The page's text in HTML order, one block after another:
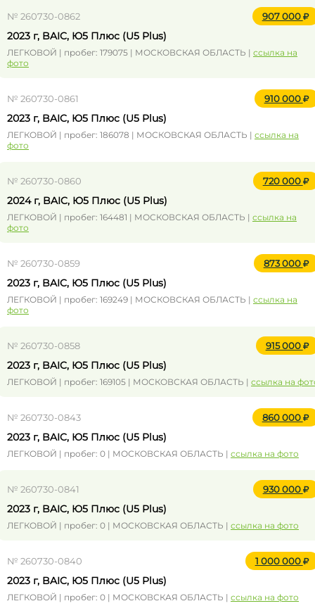
№ 260730-0862 907 000
2023 г, BAIC, Ю5 Плюс (U5 Plus)
ЛЕГКОВОЙ | пробег: 179075 | МОСКОВСКАЯ ОБЛАСТЬ | ссылка на
фото
№ 260730-0861 910 000
2023 г, BAIC, Ю5 Плюс (U5 Plus)
ЛЕГКОВОЙ | пробег: 186078 | МОСКОВСКАЯ ОБЛАСТЬ | ссылка на
фото
№ 260730-0860 720 000
2024 г, BAIC, Ю5 Плюс (U5 Plus)
ЛЕГКОВОЙ | пробег: 164481 | МОСКОВСКАЯ ОБЛАСТЬ | ссылка на
фото
№ 260730-0859 873 000
2023 г, BAIC, Ю5 Плюс (U5 Plus)
ЛЕГКОВОЙ | пробег: 169249 | МОСКОВСКАЯ ОБЛАСТЬ | ссылка на
фото
№ 260730-0858 915 000
2023 г, BAIC, Ю5 Плюс (U5 Plus)
ЛЕГКОВОЙ | пробег: 169105 | МОСКОВСКАЯ ОБЛАСТЬ | ссылка на
№ 260730-0843 860 000
2023 г, BAIC, Ю5 Плюс (U5 Plus)
ЛЕГКОВОЙ | пробег: 0 | МОСКОВСКАЯ ОБЛАСТЬ | ссылка на фото
№ 260730-0841 930 000
2023 г, BAIC, Ю5 Плюс (U5 Plus)
ЛЕГКОВОЙ | пробег: 0 | МОСКОВСКАЯ ОБЛАСТЬ | ссылка на фото
№ 260730-0840 1 000 000
2023 г, BAIC, Ю5 Плюс (U5 Plus)
ЛЕГКОВОЙ | пробег: 0 | МОСКОВСКАЯ ОБЛАСТЬ | ссылка на фото